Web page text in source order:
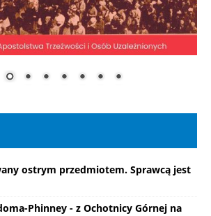
ostrym przedmiotem. Sprawcą jest
Phinney - z Ochotnicy Górnej na